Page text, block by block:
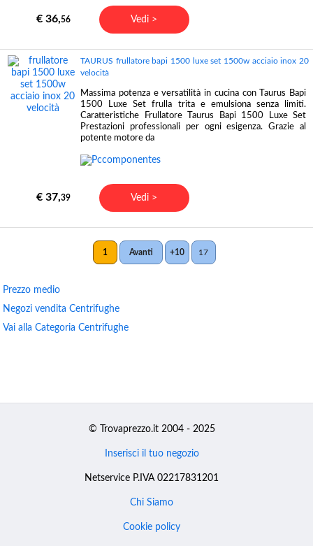
€ 36,56 Vedi >
TAURUS frullatore bapi 1500 luxe set 1500w acciaio inox 20
velocità
Massima potenza e versatilità in cucina con Taurus Bapi
1500 Luxe Set frulla trita e emulsiona senza limiti.
Caratteristiche Frullatore Taurus Bapi 1500 Luxe Set
Prestazioni professionali per ogni esigenza. Grazie al
potente motore da
€ 37,39 Vedi >
1 Avanti +10 17
Prezzo medio
Negozi vendita Centrifughe
Vai alla Categoria Centrifughe
© Trovaprezzo.it 2004 - 2025
Inserisci il tuo negozio
Netservice P.IVA 02217831201
Chi Siamo
Cookie policy